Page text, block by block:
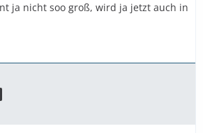
ja nicht soo groß, wird ja jetzt auch in